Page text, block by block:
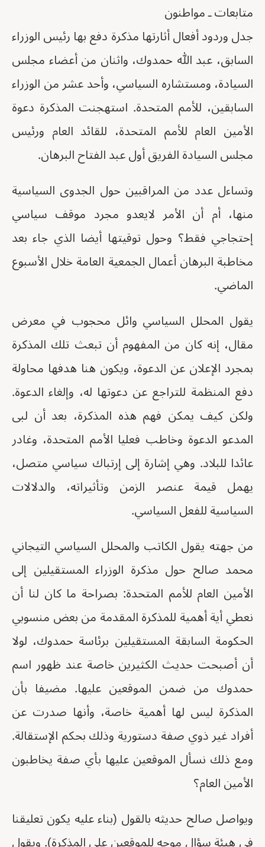
متابعات ـ مواطنون
جدل وردود أفعال أثارتها مذكرة دفع بها رئيس الوزراء
السابق، عبد الله حمدوك، واثنان من أعضاء مجلس
السيادة، ومستشاره السياسي، وأحد عشر من الوزراء
السابقين، للأمم المتحدة. استهجنت المذكرة دعوة
الأمين العام للأمم المتحدة، للقائد العام ورئيس
مجلس السيادة الفريق أول عبد الفتاح البرهان.
وتساءل عدد من المراقبين حول الجدوى السياسية
منها، أم أن الأمر لايعدو مجرد موقف سياسي
إحتجاجي فقط؟ وحول توقيتها أيضا الذي جاء بعد
مخاطبة البرهان أعمال الجمعية العامة خلال الأسبوع
الماضي.
يقول المحلل السياسي وائل محجوب في معرض
مقال، إنه كان من المفهوم أن تبعث تلك المذكرة
بمجرد الإعلان عن الدعوة، ويكون هنا هدفها محاولة
دفع المنظمة للتراجع عن دعوتها له، وإلغاء الدعوة.
ولكن كيف يمكن فهم هذه المذكرة، بعد أن لبى
المدعو الدعوة وخاطب فعليا الأمم المتحدة، وغادر
عائدا للبلاد. وهي إشارة إلى إرتباك سياسي متصل،
يهمل قيمة عنصر الزمن وتأثيراته، والدلالات
السياسية للفعل السياسي.
من جهته يقول الكاتب والمحلل السياسي التيجاني
محمد صالح حول مذكرة الوزراء المستقيلين إلى
الأمين العام للأمم المتحدة: بصراحة ما كان لنا أن
نعطي أية أهمية للمذكرة المقدمة من بعض منسوبي
الحكومة السابقة المستقيلين برئاسة حمدوك، لولا
أن أصبحت حديث الكثيرين خاصة عند ظهور اسم
حمدوك من ضمن الموقعين عليها. مضيفا بأن
المذكرة ليس لها أهمية خاصة، وأنها صدرت عن
أفراد غير ذوي صفة دستورية وذلك بحكم الإستقالة.
ومع ذلك نسأل الموقعين عليها بأي صفة يخاطبون
الأمين العام؟
ويواصل صالح حديثه بالقول (بناء عليه يكون تعليقنا